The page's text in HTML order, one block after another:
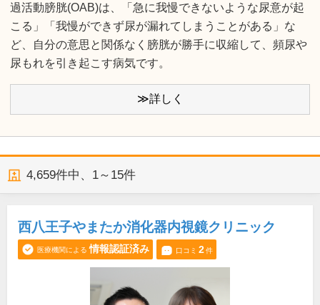
過活動膀胱(OAB)は、「急に我慢できないような尿意が起
こる」「我慢ができず尿が漏れてしまうことがある」な
ど、自分の意思と関係なく膀胱が勝手に収縮して、頻尿や
尿もれを引き起こす病気です。
≫詳しく
4,659件中、 1～15件
西八王子やまたか消化器内視鏡クリニック
医療機関による 情報認証済み 口コミ 2件